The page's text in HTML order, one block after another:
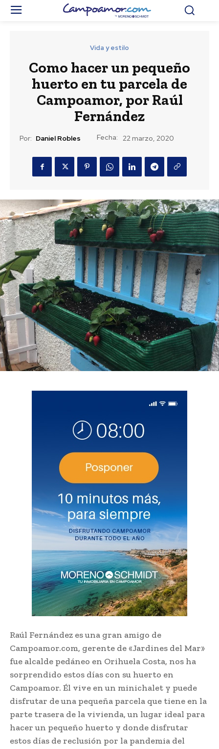
Vida y estilo
Como hacer un pequeño
huerto en tu parcela de
Campoamor, por Raúl
Fernández
Por: Daniel Robles Fecha: 22 marzo, 2020
Raúl Fernández es una gran amigo de
Campoamor.com, gerente de «Jardines del Mar»
fue alcalde pedáneo en Orihuela Costa, nos ha
sorprendido estos días con su huerto en
Campoamor. Él vive en un minichalet y puede
disfrutar de una pequeña parcela que tiene en la
parte trasera de la vivienda, un lugar ideal para
hacer un pequeño huerto y donde disfrutar
estos días de reclusión por la pandemia del